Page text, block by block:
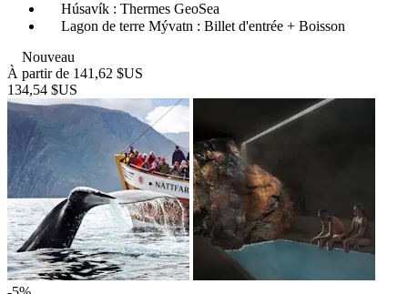
Húsavík : Thermes GeoSea
Lagon de terre Mývatn : Billet d'entrée + Boisson
Nouveau
À partir de 141,62 $US
134,54 $US